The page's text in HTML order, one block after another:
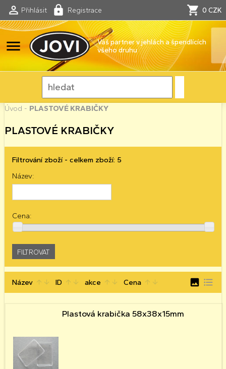
Přihlásit Registrace 0 CZK
menu
Váš partner v jehlách a špendlících
všeho druhu
Úvod - PLASTOVÉ KRABIČKY
PLASTOVÉ KRABIČKY
Filtrování zboží - celkem zboží: 5
Název:
Cena:
Název arrow_upward arrow_downward ID arrow_upward arrow_downward akce arrow_upward arrow_downward Cena arrow_upward arrow_downward image format_list_bulleted
Plastová krabička 58x38x15mm